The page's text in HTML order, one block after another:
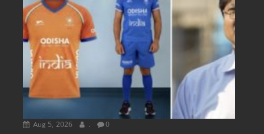
Aug 5, 2026 . 0